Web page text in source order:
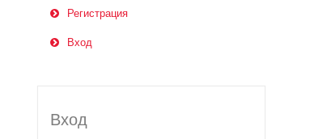
Регистрация
Вход
Вход